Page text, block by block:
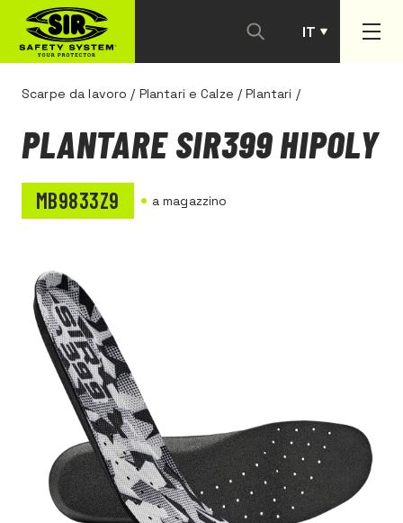
IT
PT
Scarpe da lavoro / Plantari e Calze /Plantari /
PLANTARE SIR399 HIPOLY
MB9833Z9 a magazzino